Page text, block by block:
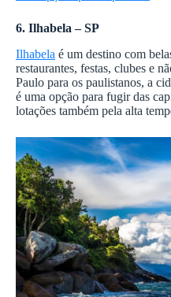
6. Ilhabela – SP
Ilhabela é um destino com
restaurantes, festas, clubes e
Paulo para os paulistanos, a
é uma opção para fugir das
lotações também pela alta